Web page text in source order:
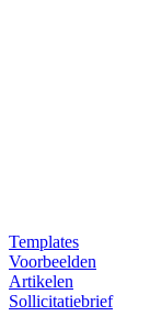
Templates
Voorbeelden
Artikelen
Sollicitatiebrief